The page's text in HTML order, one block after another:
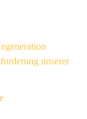
unserer